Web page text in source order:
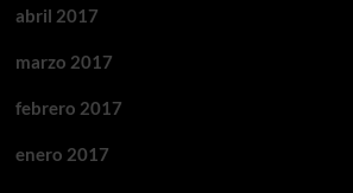
abril 2017
marzo 2017
febrero 2017
enero 2017